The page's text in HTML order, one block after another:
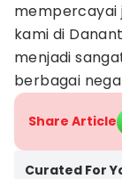
mempercayai
kami di
menjadi
berbagai
Share Article
Curated For